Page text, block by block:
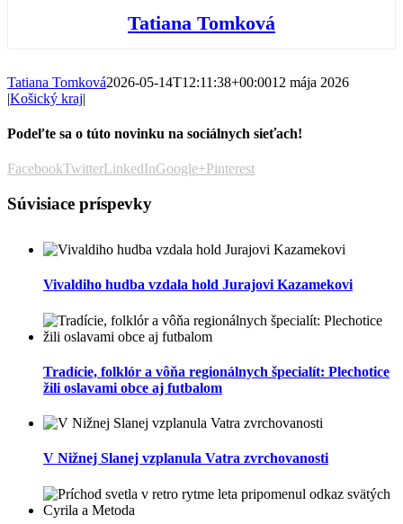
Tatiana Tomková
Tatiana Tomková2026-05-14T12:11:38+00:0012 mája 2026
|Košický kraj|
Podeľte sa o túto novinku na sociálnych sieťach!
FacebookTwitterLinkedInGoogle+Pinterest
Súvisiace príspevky
Vivaldiho hudba vzdala hold Jurajovi Kazamekovi
Tradície, folklór a vôňa regionálnych špecialít: Plechotice
žili oslavami obce aj futbalom
V Nižnej Slanej vzplanula Vatra zvrchovanosti